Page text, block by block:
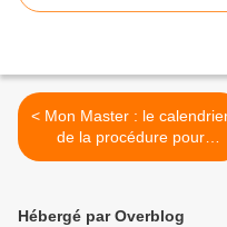
< Mon Master : le calendrier
de la procédure pour
l'année universitaire 2025-
Hébergé par Overblog